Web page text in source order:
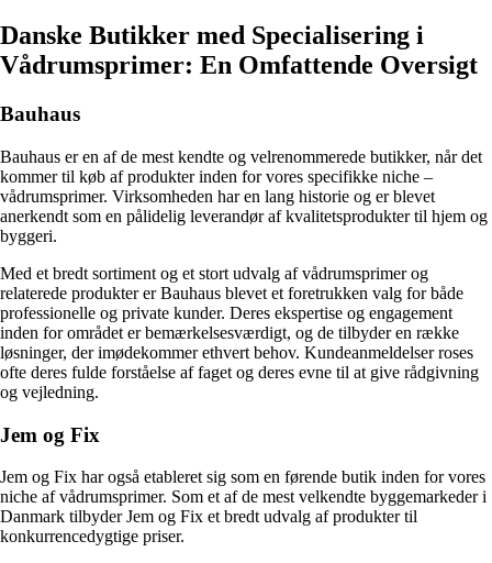
Danske Butikker med Specialisering i
Vådrumsprimer: En Omfattende Oversigt
Bauhaus
Bauhaus er en af de mest kendte og velrenommerede butikker, når det
kommer til køb af produkter inden for vores specifikke niche –
vådrumsprimer. Virksomheden har en lang historie og er blevet
anerkendt som en pålidelig leverandør af kvalitetsprodukter til hjem og
byggeri.
Med et bredt sortiment og et stort udvalg af vådrumsprimer og
relaterede produkter er Bauhaus blevet et foretrukken valg for både
professionelle og private kunder. Deres ekspertise og engagement
inden for området er bemærkelsesværdigt, og de tilbyder en række
løsninger, der imødekommer ethvert behov. Kundeanmeldelser roses
ofte deres fulde forståelse af faget og deres evne til at give rådgivning
og vejledning.
Jem og Fix
Jem og Fix har også etableret sig som en førende butik inden for vores
niche af vådrumsprimer. Som et af de mest velkendte byggemarkeder i
Danmark tilbyder Jem og Fix et bredt udvalg af produkter til
konkurrencedygtige priser.